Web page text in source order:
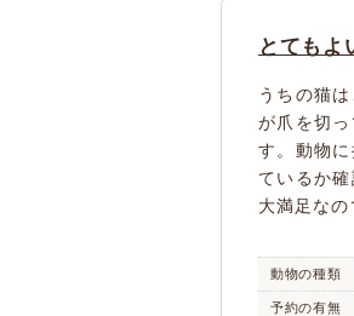
とてもよ
うちの猫
が爪を切
す。動物
ているか
大満足なの
動物の種類
予約の有無